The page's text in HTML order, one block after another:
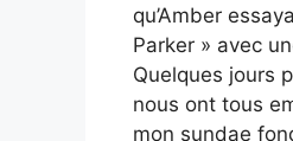
qu’Amber
Parker » avec
Quelques jours
nous ont tous
mon sundae